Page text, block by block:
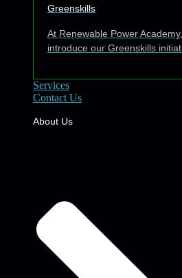
Greenskills
At Renewable Power
introduce our Greenskills
Services
Contact Us
About Us